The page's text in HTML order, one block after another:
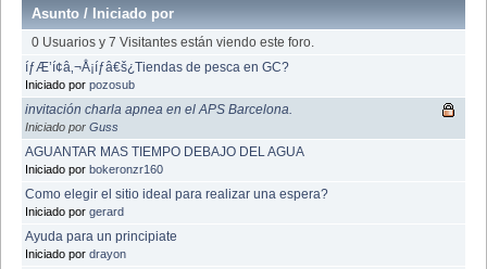
Asunto /Iniciado por
0 Usuarios y 7 Visitantes están viendo este foro.
íƒÆ’í¢â‚¬Å¡íƒâ€š¿Tiendas de pesca en GC?
Iniciado por pozosub
invitación charla apnea en el APS Barcelona.
Iniciado por Guss
AGUANTAR MAS TIEMPO DEBAJO DEL AGUA
Iniciado por bokeronzr160
Como elegir el sitio ideal para realizar una espera?
Iniciado por gerard
Ayuda para un principiate
Iniciado por drayon